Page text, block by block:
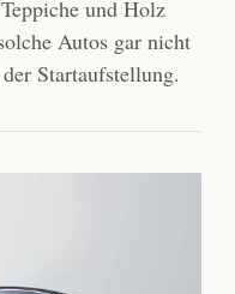
und Holz
Autos gar nicht
Startaufstellung.